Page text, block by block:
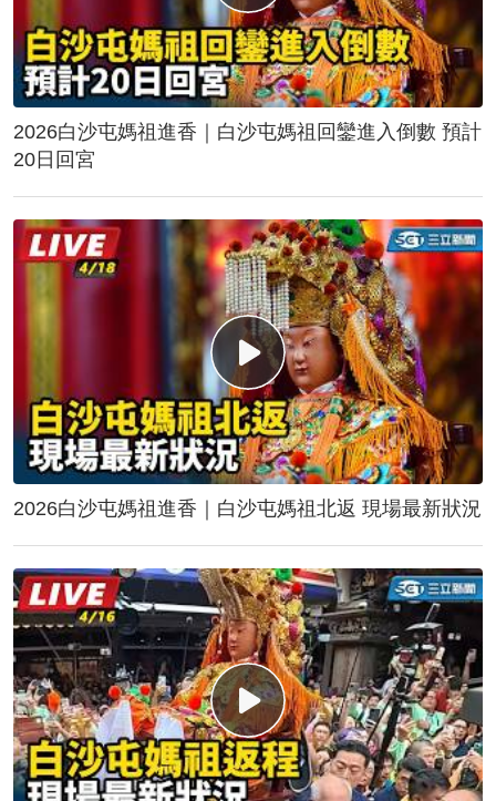
2026白沙屯媽祖進香｜白沙屯媽祖回鑾進入倒數 預計
20日回宮
2026白沙屯媽祖進香｜白沙屯媽祖北返 現場最新狀況